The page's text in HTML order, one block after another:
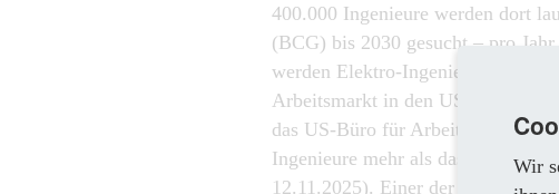
400.000 Ingenieure werden dort
(BCG) bis 2030 gesucht – pro
werden Elektro-Ingenieure (BCG
Arbeitsmarkt in den USA bis 2034
das US-Büro für Arbeitsstatistik
Ingenieure mehr als das
12.11.2025). Einer der Gründe
Wir